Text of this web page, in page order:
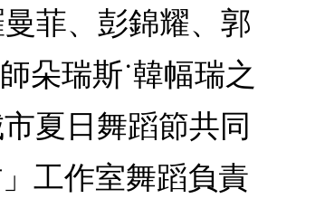
菲、彭錦耀、郭
朵瑞斯˙韓幅瑞之
夏日舞蹈節共同
工作室舞蹈負責